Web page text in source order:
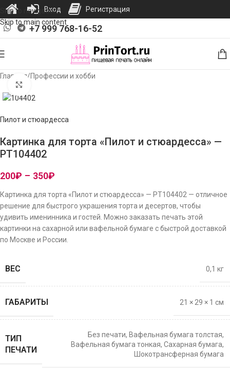
Skip to navigation
Skip to main content
+7 999 768-16-52
Главная/Профессии и хобби
Пилот и стюардесса
Картинка для торта «Пилот и стюардесса» —
PT104402
200₽ – 350₽
Картинка для торта «Пилот и стюардесса» — PT104402 — отличное
решение для быстрого украшения торта и десертов, чтобы
удивить именинника и гостей. Можно заказать печать этой
картинки на сахарной или вафельной бумаге с быстрой доставкой
по Москве и России.
ВЕС 0,1 кг
ГАБАРИТЫ 21 × 29 × 1 см
ТИП
ПЕЧАТИ
Без печати, Вафельная бумага толстая,
Вафельная бумага тонкая, Сахарная бумага,
Шокотрансферная бумага
Вход Регистрация